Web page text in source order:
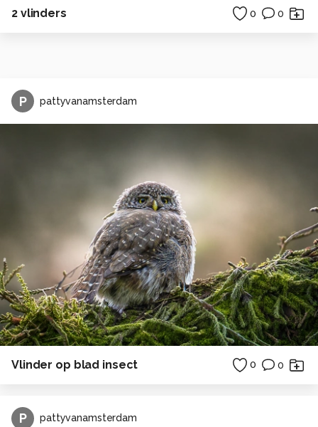
2 vlinders 0 0
P pattyvanamsterdam
Vlinder op blad insect 0 0
P pattyvanamsterdam